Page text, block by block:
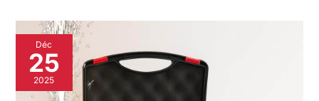
Déc
25
2025
Test
des
déclencheurs
SPARKLERS
CLUB